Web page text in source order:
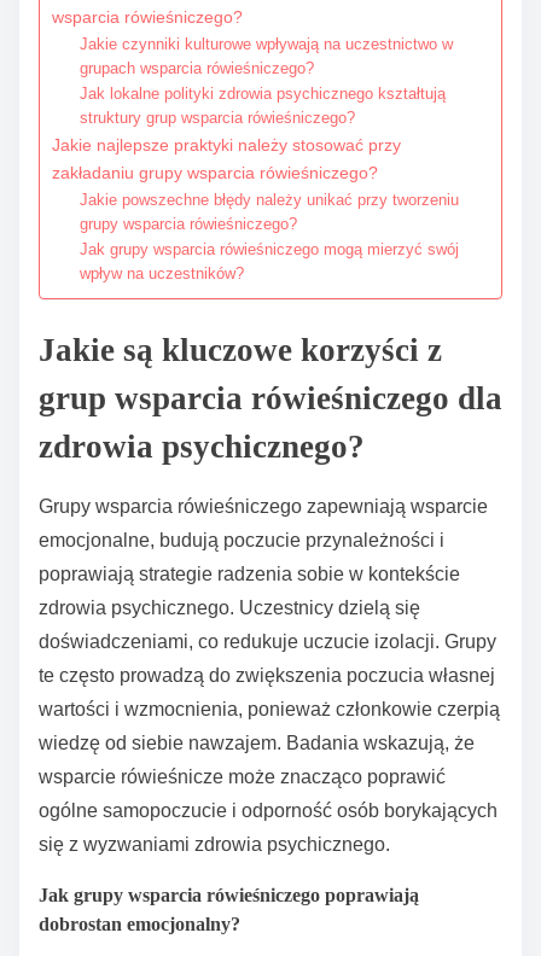
wsparcia rówieśniczego?
Jakie czynniki kulturowe wpływają na uczestnictwo w
grupach wsparcia rówieśniczego?
Jak lokalne polityki zdrowia psychicznego kształtują
struktury grup wsparcia rówieśniczego?
Jakie najlepsze praktyki należy stosować przy
zakładaniu grupy wsparcia rówieśniczego?
Jakie powszechne błędy należy unikać przy tworzeniu
grupy wsparcia rówieśniczego?
Jak grupy wsparcia rówieśniczego mogą mierzyć swój
wpływ na uczestników?
Jakie są kluczowe korzyści z
grup wsparcia rówieśniczego dla
zdrowia psychicznego?
Grupy wsparcia rówieśniczego zapewniają wsparcie
emocjonalne, budują poczucie przynależności i
poprawiają strategie radzenia sobie w kontekście
zdrowia psychicznego. Uczestnicy dzielą się
doświadczeniami, co redukuje uczucie izolacji. Grupy
te często prowadzą do zwiększenia poczucia własnej
wartości i wzmocnienia, ponieważ członkowie czerpią
wiedzę od siebie nawzajem. Badania wskazują, że
wsparcie rówieśnicze może znacząco poprawić
ogólne samopoczucie i odporność osób borykających
się z wyzwaniami zdrowia psychicznego.
Jak grupy wsparcia rówieśniczego poprawiają
dobrostan emocjonalny?